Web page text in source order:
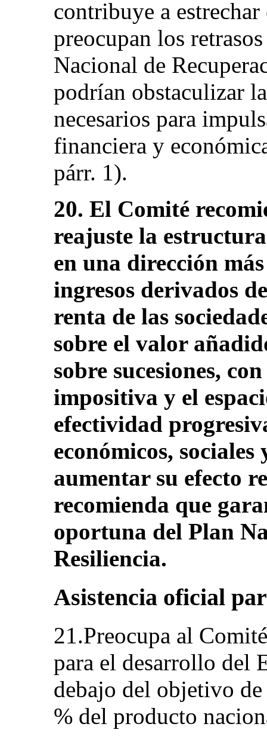
contribuye a
preocupan los
Nacional de
podrían obstaculizar
necesarios para
financiera y
párr. 1).
20. El Comité
reajuste la
en una dirección
ingresos derivados
renta de las
sobre el valor
sobre sucesiones,
impositiva y el
efectividad
económicos,
aumentar su efecto
recomienda que
oportuna del Plan
Resiliencia.
Asistencia oficial
21.Preocupa al
para el desarrollo del
debajo del objetivo
% del producto